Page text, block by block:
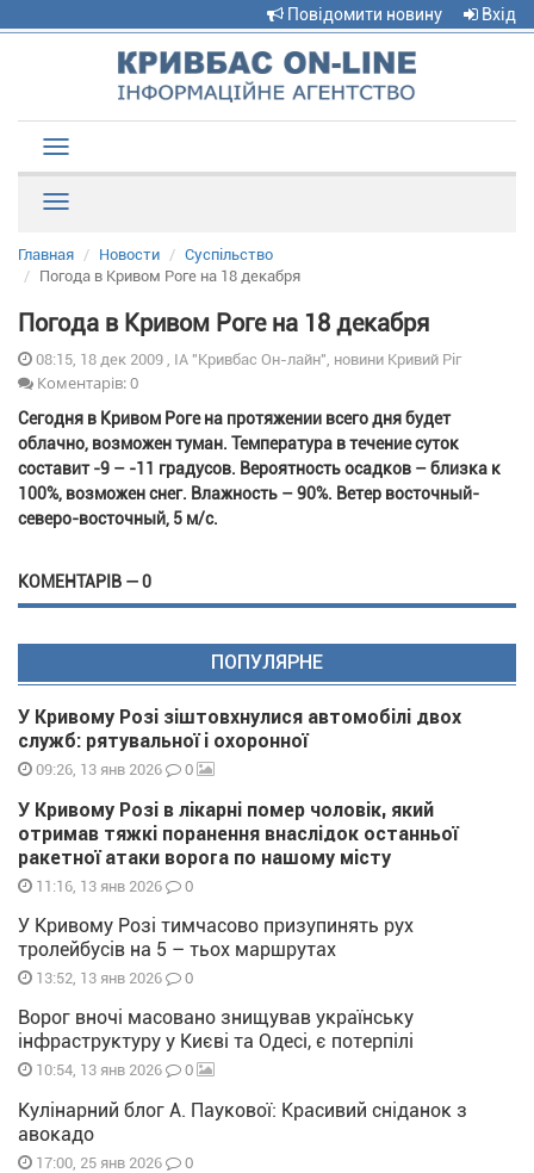
Повідомити новину Вхід
navigation
Главная Новости
Суспільство
Погода в Кривом Роге на 18 декабря
Погода в Кривом Роге на 18 декабря
08:15, 18 дек 2009 , ІА "Кривбас Он-лайн", новини Кривий Ріг
Коментарів: 0
Сегодня в Кривом Роге на протяжении всего дня будет
облачно, возможен туман. Температура в течение суток
составит -9 – -11 градусов. Вероятность осадков – близка к
100%, возможен снег. Влажность – 90%. Ветер восточный-
северо-восточный, 5 м/с.
КОМЕНТАРІВ — 0
ПОПУЛЯРНЕ
У Кривому Розі зіштовхнулися автомобілі двох
служб: рятувальної і охоронної
09:26, 13 янв 2026 0
У Кривому Розі в лікарні помер чоловік, який
отримав тяжкі поранення внаслідок останньої
ракетної атаки ворога по нашому місту
11:16, 13 янв 2026 0
У Кривому Розі тимчасово призупинять рух
тролейбусів на 5 – тьох маршрутах
13:52, 13 янв 2026 0
Ворог вночі масовано знищував українську
інфраструктуру у Києві та Одесі, є потерпілі
10:54, 13 янв 2026 0
Кулінарний блог А. Паукової: Красивий сніданок з
авокадо
17:00, 25 янв 2026 0